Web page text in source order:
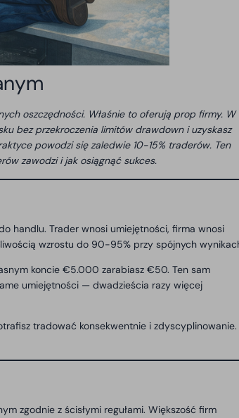
oszczędności. Właśnie to oferują prop firmy. W
bez przekroczenia limitów drawdown i uzyskasz
powodzi się zaledwie 10-15% traderów. Ten
zawodzi i jak osiągnąć sukces.
handlu. Trader wnosi umiejętności, firma wnosi
wzrostu do 90-95% przy spójnych
koncie €5.000 zarabiasz €50. Ten sam
umiejętności — dwadzieścia razy więcej
tradować konsekwentnie i zdyscyplinowanie.
zgodnie z ścisłymi regułami. Większość firm